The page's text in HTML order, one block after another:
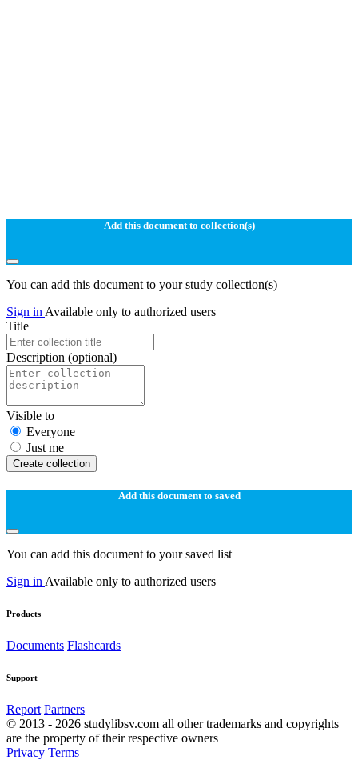
Add this document to collection(s)
You can add this document to your study collection(s)
Sign in Available only to authorized users
Title
Description (optional)
Visible to
Everyone
Just me
Create collection
Add this document to saved
You can add this document to your saved list
Sign in Available only to authorized users
Products
Documents Flashcards
Support
Report Partners
© 2013 - 2026 studylibsv.com all other trademarks and copyrights
are the property of their respective owners
Privacy Terms